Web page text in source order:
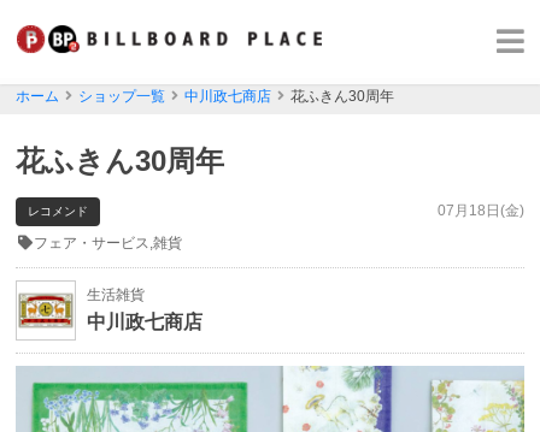
ホーム ショップ一覧 中川政七商店 花ふきん30周年
花ふきん30周年
07月18日(金)
レコメンド
フェア・サービス,雑貨
生活雑貨
中川政七商店